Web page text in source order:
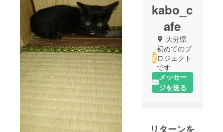
kabo_c
afe
大分県
初めてのプ
ロジェクト
です
メッセー
ジを送る
リターンを